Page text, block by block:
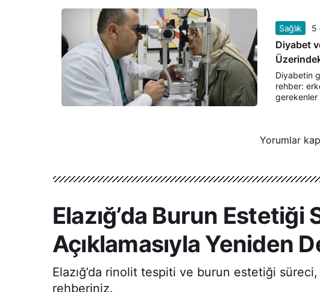
Sağlık 5
Diyabet
Diyabetin
rehber:
gerekenler
Yorumlar
Elazığ’da Burun
Açıklamasıyla Yeniden
Elazığ’da rinolit tespiti ve burun estetiği
rehberiniz.